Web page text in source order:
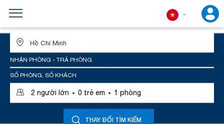
NHẬN PHÒNG - TRẢ PHÒNG
SỐ PHÒNG, SỐ KHÁCH
2 người lớn · 0 trẻ em · 1 phòng
THAY ĐỔI TÌM KIẾM